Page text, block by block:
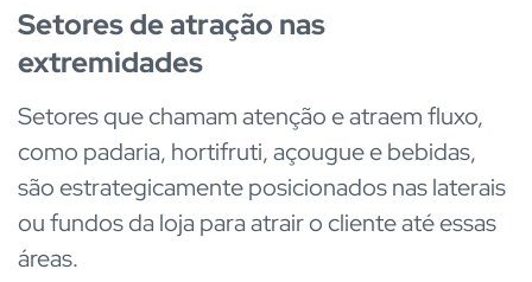
Setores de atração nas
extremidades
Setores que chamam atenção e atraem fluxo,
como padaria, hortifruti, açougue e bebidas,
são estrategicamente posicionados nas laterais
ou fundos da loja para atrair o cliente até essas
áreas.